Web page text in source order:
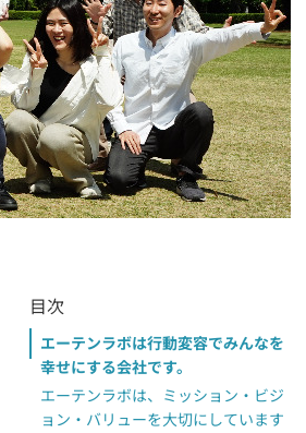
目次
エーテンラボは行動変容でみんなを
幸せにする会社です。
エーテンラボは、ミッション・ビジ
ョン・バリューを大切にしています